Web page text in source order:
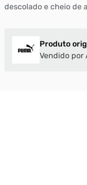
descolado e cheio de
Produto
Vendido por